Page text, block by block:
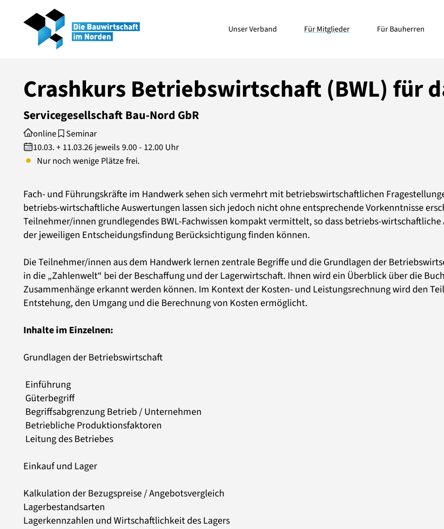
Unser Verband Für Mitglieder Für Bauherren
Crashkurs Betriebswirtschaft (BWL) für
Servicegesellschaft Bau-Nord GbR
online
Seminar
10.03. + 11.03.26 jeweils 9.00 - 12.00 Uhr
Nur noch wenige Plätze frei.
Fach- und Führungskräfte im Handwerk sehen sich vermehrt mit betriebswirtschaftlichen
betriebs-wirtschaftliche Auswertungen lassen sich jedoch nicht ohne entsprechende Vorkenntnisse
Teilnehmer/innen grundlegendes BWL-Fachwissen kompakt vermittelt, so dass betriebs-
der jeweiligen Entscheidungsfindung Berücksichtigung finden können.
Die Teilnehmer/innen aus dem Handwerk lernen zentrale Begriffe und die Grundlagen der
in die „Zahlenwelt“ bei der Beschaffung und der Lagerwirtschaft. Ihnen wird ein Überblick über die
Zusammenhänge erkannt werden können. Im Kontext der Kosten- und Leistungsrechnung wird den
Entstehung, den Umgang und die Berechnung von Kosten ermöglicht.
Inhalte im Einzelnen:
Grundlagen der Betriebswirtschaft
Einführung
Güterbegriff
Begriffsabgrenzung Betrieb / Unternehmen
Betriebliche Produktionsfaktoren
Leitung des Betriebes
Einkauf und Lager
Kalkulation der Bezugspreise / Angebotsvergleich
Lagerbestandsarten
Lagerkennzahlen und Wirtschaftlichkeit des Lagers